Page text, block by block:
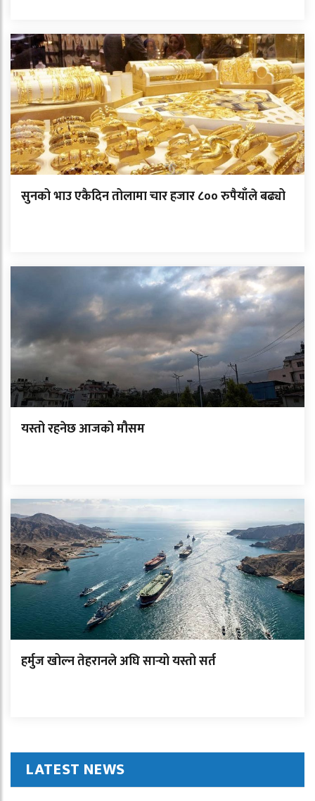
सुनको भाउ एकैदिन तोलामा चार हजार ८०० रुपैयाँले बढ्यो
यस्तो रहनेछ आजको मौसम
हर्मुज खोल्न तेहरानले अघि सार्‍यो यस्तो सर्त
LATEST NEWS